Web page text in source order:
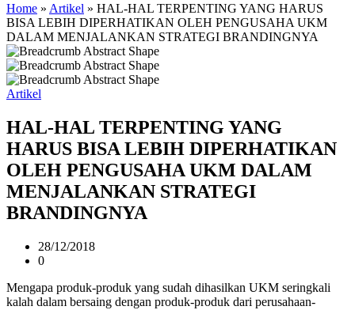
Home » Artikel » HAL-HAL TERPENTING YANG HARUS
BISA LEBIH DIPERHATIKAN OLEH PENGUSAHA UKM
DALAM MENJALANKAN STRATEGI BRANDINGNYA
Artikel
HAL-HAL TERPENTING YANG
HARUS BISA LEBIH DIPERHATIKAN
OLEH PENGUSAHA UKM DALAM
MENJALANKAN STRATEGI
BRANDINGNYA
28/12/2018
0
Mengapa produk-produk yang sudah dihasilkan UKM seringkali
kalah dalam bersaing dengan produk-produk dari perusahaan-